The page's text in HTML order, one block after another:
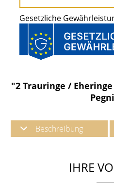
Gesetzliche
"2 Trauringe /
Beschreibung
IHRE